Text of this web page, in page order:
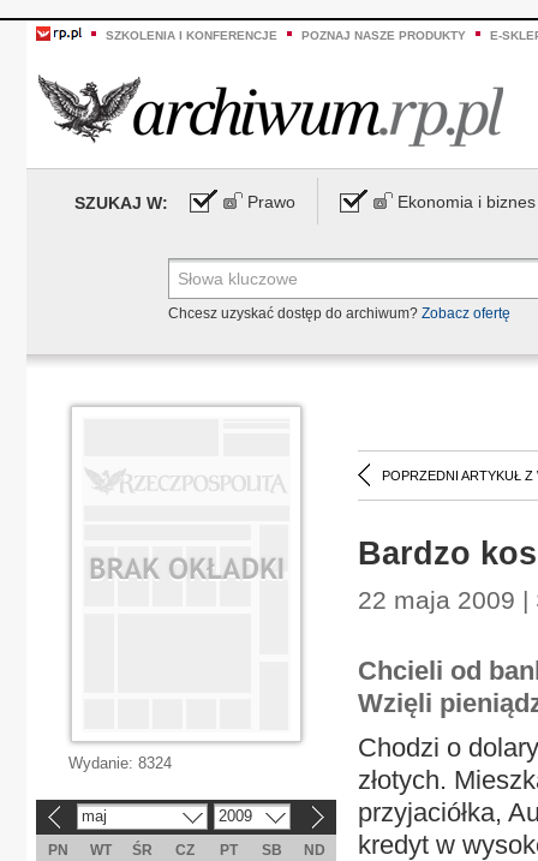
SZKOLENIA I KONFERENCJE POZNAJ NASZE PRODUKTY E-
SZUKAJ W: Prawo Ekonomia i biznes
Chcesz uzyskać dostęp do archiwum? Zobacz ofertę
POPRZEDNI ARTYKUŁ Z
Bardzo
22 maja 2009 |
Chcieli od
Wzięli
Chodzi o
złotych.
przyjaciółka,
kredyt w
Wydanie: 8324
maj 2009
PN WT ŚR CZ PT SB
ND